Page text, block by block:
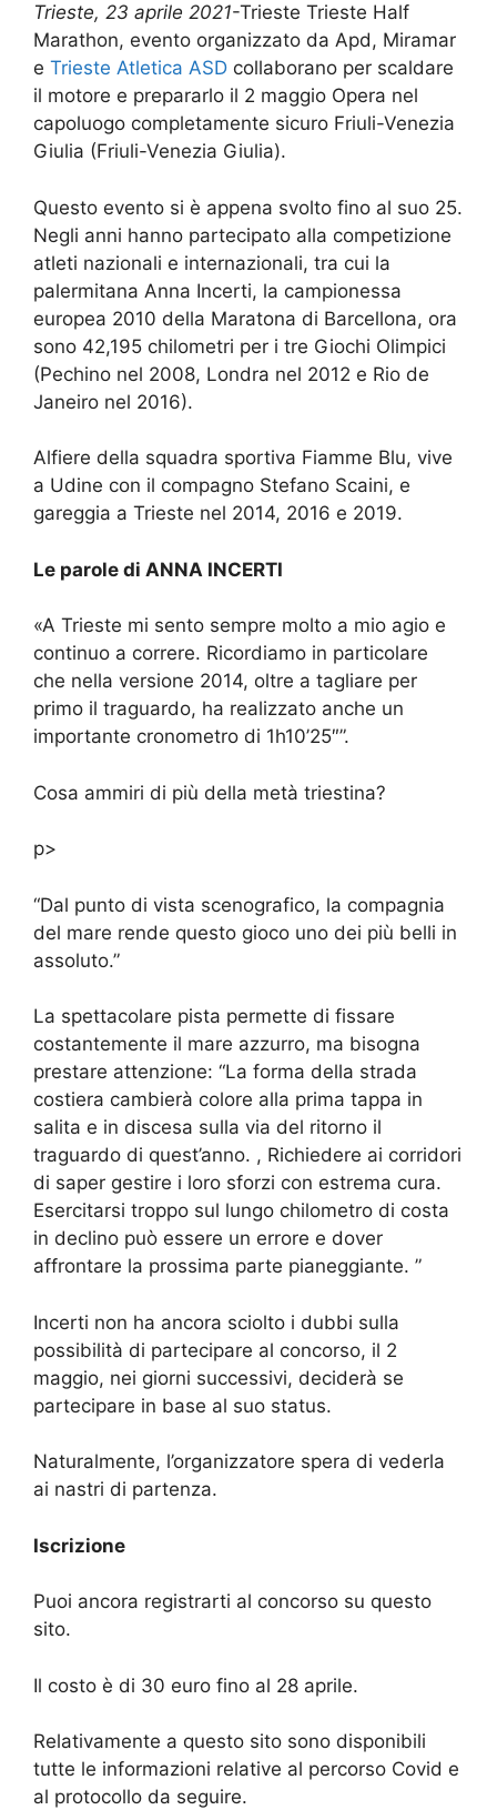
Trieste, 23 aprile 2021-Trieste Trieste Half
Marathon, evento organizzato da Apd, Miramar
e Trieste Atletica ASD collaborano per scaldare
il motore e prepararlo il 2 maggio Opera nel
capoluogo completamente sicuro Friuli-Venezia
Giulia (Friuli-Venezia Giulia).
Questo evento si è appena svolto fino al suo 25.
Negli anni hanno partecipato alla competizione
atleti nazionali e internazionali, tra cui la
palermitana Anna Incerti, la campionessa
europea 2010 della Maratona di Barcellona, ​​ora
sono 42,195 chilometri per i tre Giochi Olimpici
(Pechino nel 2008, Londra nel 2012 e Rio de
Janeiro nel 2016).
Alfiere della squadra sportiva Fiamme Blu, vive
a Udine con il compagno Stefano Scaini, e
gareggia a Trieste nel 2014, 2016 e 2019.
Le parole di ANNA INCERTI
«A Trieste mi sento sempre molto a mio agio e
continuo a correre. Ricordiamo in particolare
che nella versione 2014, oltre a tagliare per
primo il traguardo, ha realizzato anche un
importante cronometro di 1h10’25″”.
Cosa ammiri di più della metà triestina?
p>
“Dal punto di vista scenografico, la compagnia
del mare rende questo gioco uno dei più belli in
assoluto.”
La spettacolare pista permette di fissare
costantemente il mare azzurro, ma bisogna
prestare attenzione: “La forma della strada
costiera cambierà colore alla prima tappa in
salita e in discesa sulla via del ritorno il
traguardo di quest’anno. , Richiedere ai corridori
di saper gestire i loro sforzi con estrema cura.
Esercitarsi troppo sul lungo chilometro di costa
in declino può essere un errore e dover
affrontare la prossima parte pianeggiante. ”
Incerti non ha ancora sciolto i dubbi sulla
possibilità di partecipare al concorso, il 2
maggio, nei giorni successivi, deciderà se
partecipare in base al suo status.
Naturalmente, l’organizzatore spera di vederla
ai nastri di partenza.
Iscrizione
Puoi ancora registrarti al concorso su questo
sito.
Il costo è di 30 euro fino al 28 aprile.
Relativamente a questo sito sono disponibili
tutte le informazioni relative al percorso Covid e
al protocollo da seguire.